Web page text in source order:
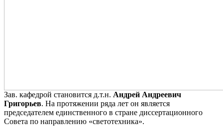
Зав. кафедрой становится д.т.н. Андрей Андреевич
Григорьев. На протяжении ряда лет он является
председателем единственного в стране диссертационного
Совета по направлению «светотехника».